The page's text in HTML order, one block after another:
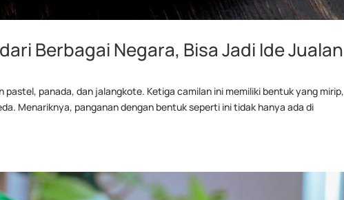
Berbagai Negara, Bisa Jadi Ide Jualan
pastel, panada, dan jalangkote. Ketiga camilan ini memiliki bentuk yang mirip,
Menariknya, panganan dengan bentuk seperti ini tidak hanya ada di